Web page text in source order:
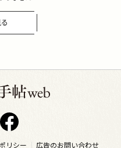
リシー 広告のお問い合わせ